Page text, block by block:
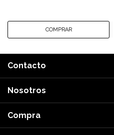
Contacto
Nosotros
Compra